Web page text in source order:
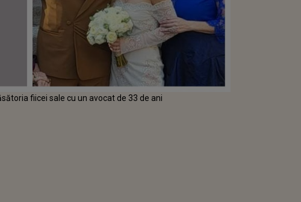
fiicei sale cu un avocat de 33 de ani